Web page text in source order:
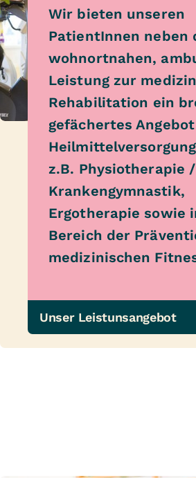
Wir bieten unseren
PatientInnen neben
wohnortnahen,
Leistung zur
Rehabilitation ein
gefächertes
z.B. Physiotherapie /
Krankengymnastik,
Ergotherapie sowie
Bereich der
medizinischen
Unser Leistunsangebot